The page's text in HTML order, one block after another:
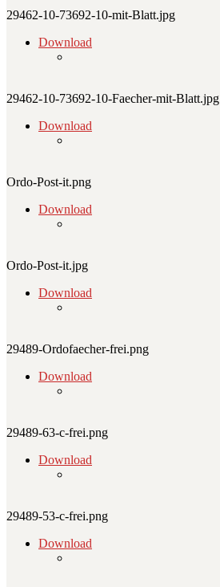
29462-10-73692-10-mit-Blatt.jpg
Download
29462-10-73692-10-Faecher-mit-Blatt.jpg
Download
Ordo-Post-it.png
Download
Ordo-Post-it.jpg
Download
29489-Ordofaecher-frei.png
Download
29489-63-c-frei.png
Download
29489-53-c-frei.png
Download